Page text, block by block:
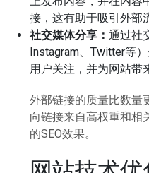
接，这有助于吸引外部
社交媒体分享：通过社
Instagram、Twitter等
用户关注，并为网站带
外部链接的质量比数量
向链接来自高权重和相
的SEO效果。